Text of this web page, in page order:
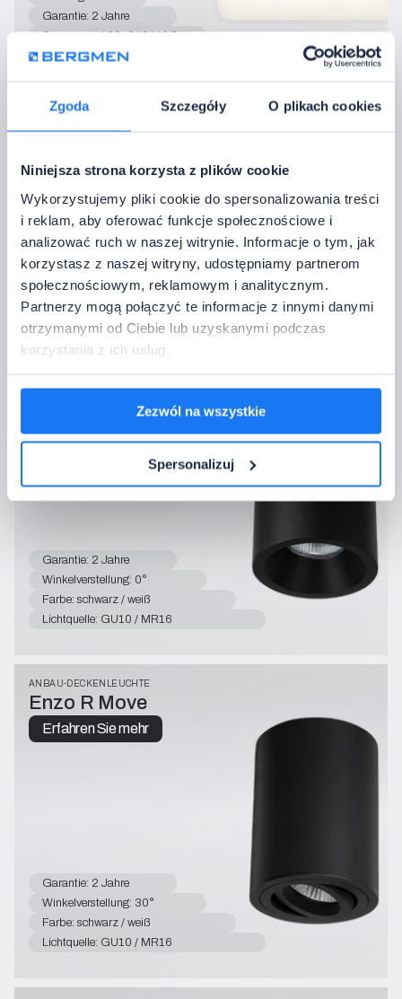
Zgoda Szczegóły O plikach cookies
Niniejsza strona korzysta z plików cookie
Wykorzystujemy pliki cookie do spersonalizowania treści
i reklam, aby oferować funkcje społecznościowe i
analizować ruch w naszej witrynie. Informacje o tym, jak
korzystasz z naszej witryny, udostępniamy partnerom
społecznościowym, reklamowym i analitycznym.
Partnerzy mogą połączyć te informacje z innymi danymi
otrzymanymi od Ciebie lub uzyskanymi podczas
korzystania z ich usług.
Zezwól na wszystkie
Spersonalizuj
Garantie: 2 Jahre
Spannung: 100-240 V AC
Lichtfarbe: 4000K
GU10 / MR16 Einbaurahmen
GU10 / MR16 Decken-Einbaurahmen für austauschbare
Leuchtmittel. Sie ermöglichen die individuelle Auswahl von
Leistung, Lichtfarbe, Abstrahlwinkel und
Leuchtmittelparametern.
Erfahren Sie mehr
Garantie: 2 Jahre
Winkelverstellung: 0°
Farbe: schwarz / weiß
Lichtquelle: GU10 / MR16
ANBAU-DECKENLEUCHTE
Enzo R Move
Erfahren Sie mehr
Garantie: 2 Jahre
Winkelverstellung: 30°
Farbe: schwarz / weiß
Lichtquelle: GU10 / MR16